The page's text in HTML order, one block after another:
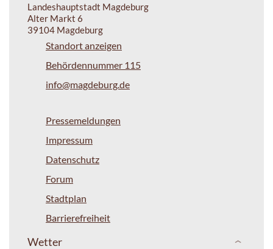
Landeshauptstadt Magdeburg
Alter Markt 6
39104 Magdeburg
Standort anzeigen
Behördennummer 115
info@magdeburg.de
Pressemeldungen
Impressum
Datenschutz
Forum
Stadtplan
Barrierefreiheit
Wetter